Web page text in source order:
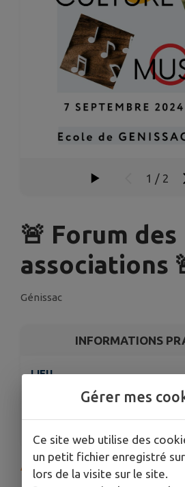
1 / 2
🚨 Forum des
associations
Génissac
INFORMATIONS
LIEU
Salle des fêtes - Génissac
Le sam. 6 sept.
À ne pas manquer !
Gérer mes
Ce site web utilise des
un petit fichier enregistré
lors de la visite sur le site.